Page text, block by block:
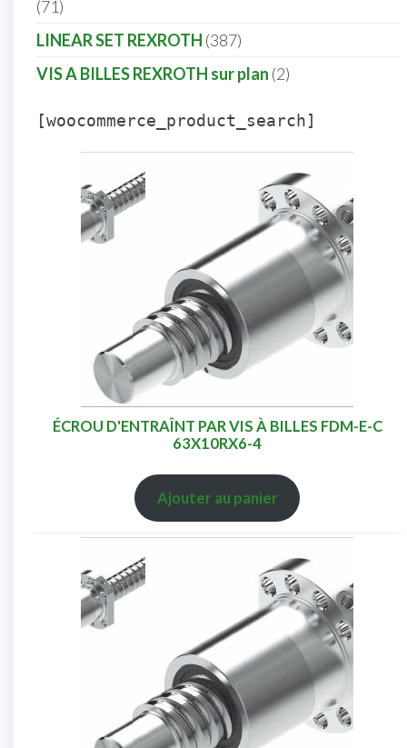
71
LINEAR SET REXROTH 387
VIS A BILLES REXROTH sur plan 2
[woocommerce_product_search]
ÉCROU D'ENTRAÎNT PAR VIS À BILLES FDM-E-C
63X10RX6-4
Ajouter au panier